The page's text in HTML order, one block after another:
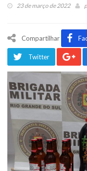
23 de março de 2022
Compartilhar
Twitter